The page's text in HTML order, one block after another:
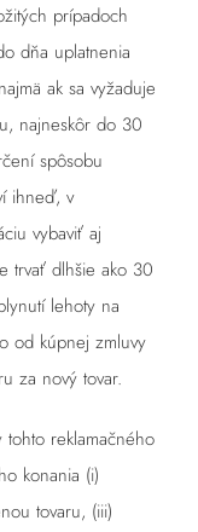
prípadoch
dňa uplatnenia
ak sa vyžaduje
najneskôr do 30
spôsobu
ihneď, v
vybaviť aj
trvať dlhšie ako 30
lehoty na
od kúpnej zmluvy
za nový tovar.
reklamačného
konania (i)
tovaru, (iii)